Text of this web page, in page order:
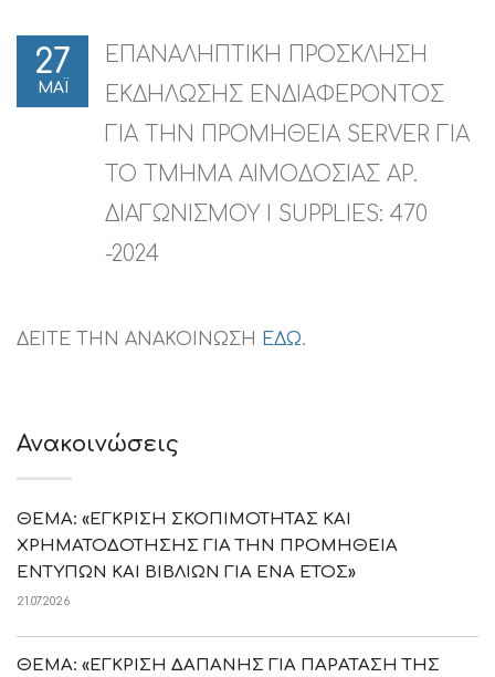
27
ΜΑΪ
ΕΠΑΝΑΛΗΠΤΙΚΗ ΠΡΟΣΚΛΗΣΗ
ΕΚΔΗΛΩΣΗΣ ΕΝΔΙΑΦΕΡΟΝΤΟΣ
ΓΙΑ ΤΗΝ ΠΡΟΜΗΘΕΙΑ SERVER ΓΙΑ
ΤΟ ΤΜΗΜΑ ΑΙΜΟΔΟΣΙΑΣ ΑΡ.
ΔΙΑΓΩΝΙΣΜΟΥ I SUPPLIES: 470
-2024
ΔΕΙΤΕ ΤΗΝ ΑΝΑΚΟΙΝΩΣΗ ΕΔΩ.
Ανακοινώσεις
ΘΕΜΑ: «ΕΓΚΡΙΣΗ ΣΚΟΠΙΜΟΤΗΤΑΣ ΚΑΙ
ΧΡΗΜΑΤΟΔΟΤΗΣΗΣ ΓΙΑ ΤΗΝ ΠΡΟΜΗΘΕΙΑ
ΕΝΤΥΠΩΝ ΚΑΙ ΒΙΒΛΙΩΝ ΓΙΑ ΕΝΑ ΕΤΟΣ»
21.07.2026
ΘΕΜΑ: «ΕΓΚΡΙΣΗ ΔΑΠΑΝΗΣ ΓΙΑ ΠΑΡΑΤΑΣΗ ΤΗΣ